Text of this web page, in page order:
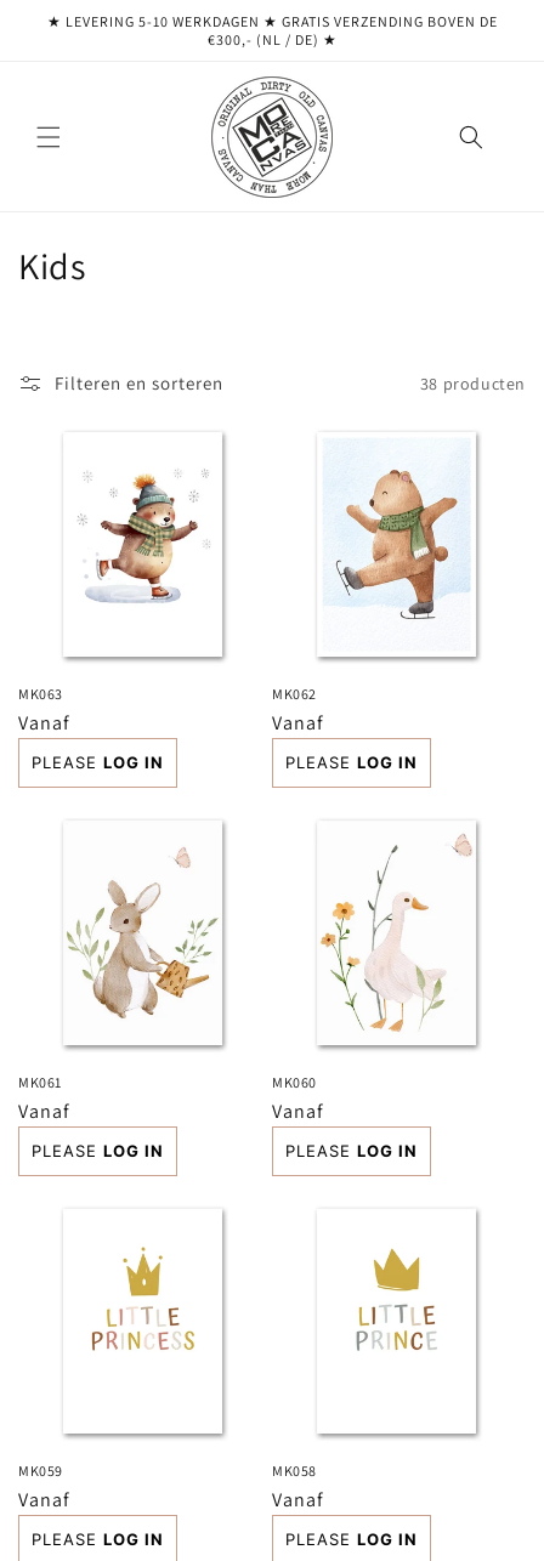
naar de
★ LEVERING 5-10 WERKDAGEN ★ GRATIS VERZENDING BOVEN DE
€300,- (NL / DE) ★
C
:
Kids
Filteren en sorteren 38 producten
MK063
Normale
prijs
Vanaf
PLEASE LOG IN
MK062
Normale
prijs
Vanaf
PLEASE LOG IN
MK061
Normale
prijs
Vanaf
PLEASE LOG IN
MK060
Normale
prijs
Vanaf
PLEASE LOG IN
MK059
Normale
prijs
Vanaf
PLEASE LOG IN
MK058
Normale
prijs
Vanaf
PLEASE LOG IN